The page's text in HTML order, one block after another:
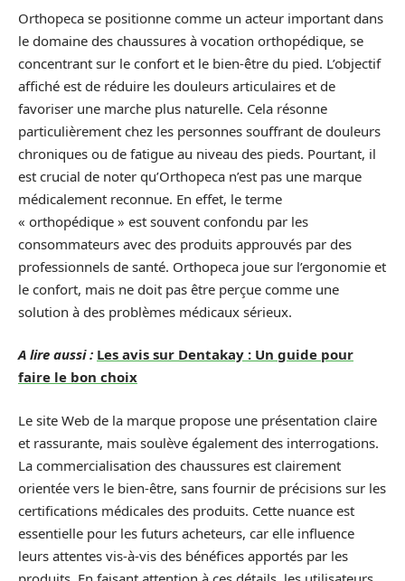
Orthopeca se positionne comme un acteur important dans
le domaine des chaussures à vocation orthopédique, se
concentrant sur le confort et le bien-être du pied. L’objectif
affiché est de réduire les douleurs articulaires et de
favoriser une marche plus naturelle. Cela résonne
particulièrement chez les personnes souffrant de douleurs
chroniques ou de fatigue au niveau des pieds. Pourtant, il
est crucial de noter qu’Orthopeca n’est pas une marque
médicalement reconnue. En effet, le terme
« orthopédique » est souvent confondu par les
consommateurs avec des produits approuvés par des
professionnels de santé. Orthopeca joue sur l’ergonomie et
le confort, mais ne doit pas être perçue comme une
solution à des problèmes médicaux sérieux.
A lire aussi : Les avis sur Dentakay : Un guide pour
faire le bon choix
Le site Web de la marque propose une présentation claire
et rassurante, mais soulève également des interrogations.
La commercialisation des chaussures est clairement
orientée vers le bien-être, sans fournir de précisions sur les
certifications médicales des produits. Cette nuance est
essentielle pour les futurs acheteurs, car elle influence
leurs attentes vis-à-vis des bénéfices apportés par les